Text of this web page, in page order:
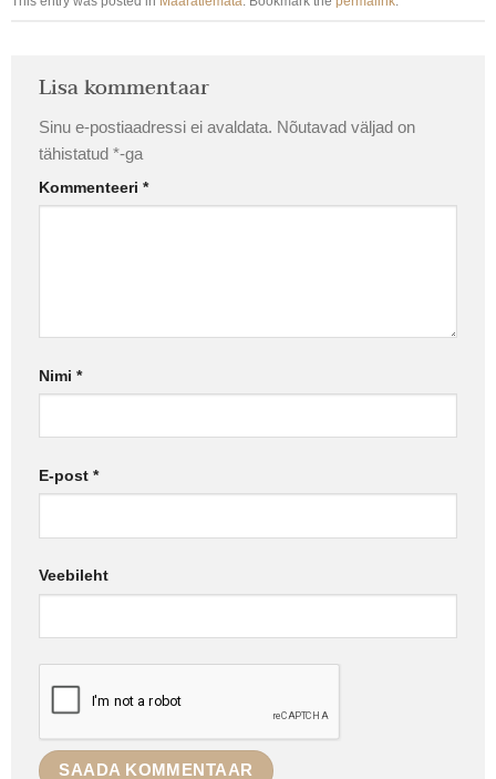
Lisa kommentaar
Sinu e-postiaadressi ei avaldata. Nõutavad väljad on
tähistatud *-ga
Kommenteeri *
Nimi *
E-post *
Veebileht